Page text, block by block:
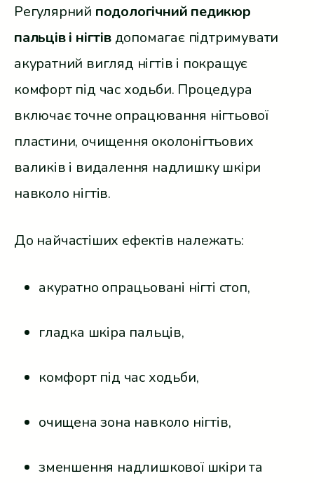
Регулярний подологічний педикюр
пальців і нігтівдопомагає підтримувати
акуратний вигляд нігтів і покращує
комфорт під час ходьби. Процедура
включає точне опрацювання нігтьової
пластини, очищення околонігтьових
валиків і видалення надлишку шкіри
навколо нігтів.
До найчастіших ефектів належать:
акуратно опрацьовані нігті стоп,
гладка шкіра пальців,
комфорт під час ходьби,
очищена зона навколо нігтів,
зменшення надлишкової шкіри та